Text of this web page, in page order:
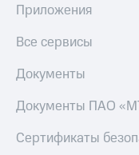
Приложения
Все сервисы
Документы
Документы ПАО
Сертификаты